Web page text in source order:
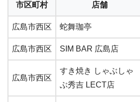
市区町村 店舗
広島市西区 蛇舞珈亭
広島市西区 SIM BAR 広島店
広島市西区
すき焼き しゃぶしゃ
ぶ秀吉 LECT店